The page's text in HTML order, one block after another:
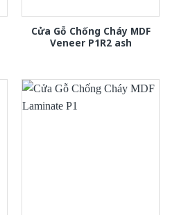
Cửa Gỗ Chống Cháy MDF
Veneer P1R2 ash